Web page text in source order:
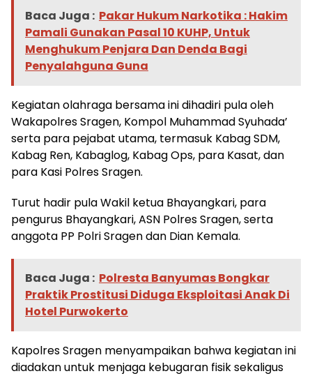
Baca Juga : Pakar Hukum Narkotika : Hakim
Pamali Gunakan Pasal 10 KUHP, Untuk
Menghukum Penjara Dan Denda Bagi
Penyalahguna Guna
Kegiatan olahraga bersama ini dihadiri pula oleh
Wakapolres Sragen, Kompol Muhammad Syuhada’
serta para pejabat utama, termasuk Kabag SDM,
Kabag Ren, Kabaglog, Kabag Ops, para Kasat, dan
para Kasi Polres Sragen.
Turut hadir pula Wakil ketua Bhayangkari, para
pengurus Bhayangkari, ASN Polres Sragen, serta
anggota PP Polri Sragen dan Dian Kemala.
Baca Juga : Polresta Banyumas Bongkar
Praktik Prostitusi Diduga Eksploitasi Anak Di
Hotel Purwokerto
Kapolres Sragen menyampaikan bahwa kegiatan ini
diadakan untuk menjaga kebugaran fisik sekaligus